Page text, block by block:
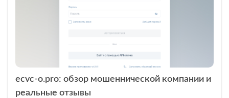
ecvc-o.pro: обзор мошеннической компании и
реальные отзывы